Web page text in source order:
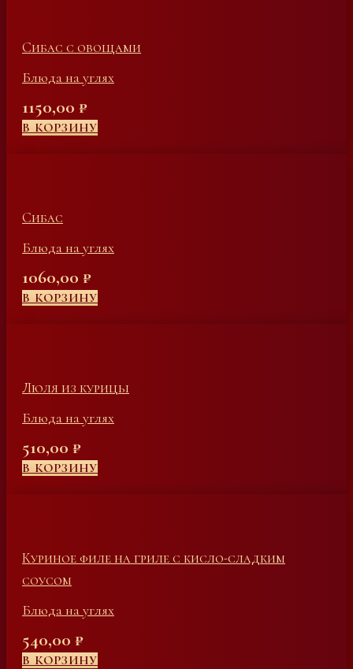
Сибас с овощами
Блюда на углях
1150,00 ₽
В КОРЗИНУ
Сибас
Блюда на углях
1060,00 ₽
В КОРЗИНУ
Люля из курицы
Блюда на углях
510,00 ₽
В КОРЗИНУ
Куриное филе на гриле с кисло-сладким
соусом
Блюда на углях
540,00 ₽
В КОРЗИНУ